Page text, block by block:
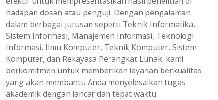
hadapan dosen atau penguji. Dengan pengalaman
dalam berbagai jurusan seperti Teknik Informatika,
Sistem Informasi, Manajemen Informasi, Teknologi
Informasi, Ilmu Komputer, Teknik Komputer, Sistem
Komputer, dan Rekayasa Perangkat Lunak, kami
berkomitmen untuk memberikan layanan berkualitas
yang akan membantu Anda menyelesaikan tugas
akademik dengan lancar dan tepat waktu.